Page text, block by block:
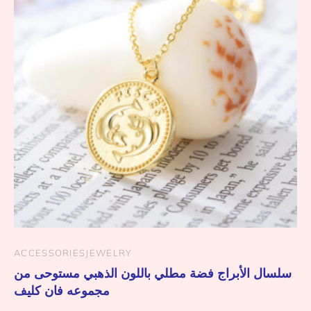
ACCESSORIES JEWELRY
سلسال الأبراج فضة مطلي باللون الذهبي مستوحى من
مجموعه فان كليف